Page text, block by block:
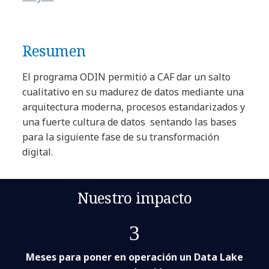
Resumen
El programa ODIN permitió a CAF dar un salto
cualitativo en su madurez de datos mediante una
arquitectura moderna, procesos estandarizados y
una fuerte cultura de datos sentando las bases
para la siguiente fase de su transformación
digital.
Nuestro impacto
3
Meses para poner en operación un Data Lake